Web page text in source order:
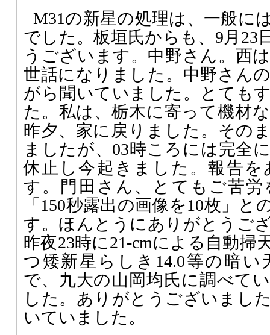
M31の新星の処理は、一般に
でした。板垣氏からも、9月23
うございます。中野さん。西
世話になりました。中野さん
がら聞いていました。とても
た。私は、栃木に寄って機材
昨夕、家に戻りました。その
ましたが、03時ころには完全
休止し今起きました。報告
す。門田さん、とてもご苦
「150秒露出の画像を10枚」
す。ほんとうにありがとうご
昨夜23時に21-cmによる自動掃
つ矮新星らしき14.0等の暗
で、九大の山岡均氏に調べて
した。ありがとうございまし
いていました。